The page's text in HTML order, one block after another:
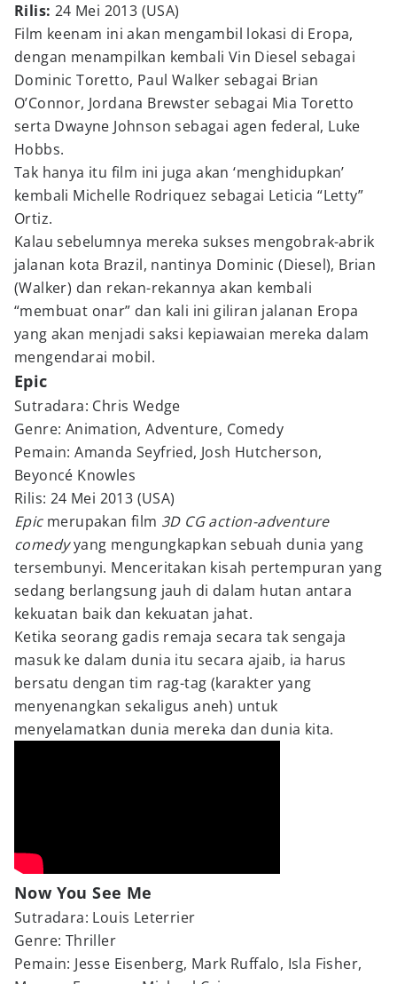
Rilis: 24 Mei 2013 (USA)
Film keenam ini akan mengambil lokasi di Eropa,
dengan menampilkan kembali Vin Diesel sebagai
Dominic Toretto, Paul Walker sebagai Brian
O’Connor, Jordana Brewster sebagai Mia Toretto
serta Dwayne Johnson sebagai agen federal, Luke
Hobbs.
Tak hanya itu film ini juga akan ‘menghidupkan’
kembali Michelle Rodriquez sebagai Leticia “Letty”
Ortiz.
Kalau sebelumnya mereka sukses mengobrak-abrik
jalanan kota Brazil, nantinya Dominic (Diesel), Brian
(Walker) dan rekan-rekannya akan kembali
“membuat onar” dan kali ini giliran jalanan Eropa
yang akan menjadi saksi kepiawaian mereka dalam
mengendarai mobil.
Epic
Sutradara: Chris Wedge
Genre: Animation, Adventure, Comedy
Pemain: Amanda Seyfried, Josh Hutcherson,
Beyoncé Knowles
Rilis: 24 Mei 2013 (USA)
Epicmerupakan film 3D CG action-adventure
comedyyang mengungkapkan sebuah dunia yang
tersembunyi. Menceritakan kisah pertempuran yang
sedang berlangsung jauh di dalam hutan antara
kekuatan baik dan kekuatan jahat.
Ketika seorang gadis remaja secara tak sengaja
masuk ke dalam dunia itu secara ajaib, ia harus
bersatu dengan tim rag-tag (karakter yang
menyenangkan sekaligus aneh) untuk
menyelamatkan dunia mereka dan dunia kita.
Now You See Me
Sutradara: Louis Leterrier
Genre: Thriller
Pemain: Jesse Eisenberg, Mark Ruffalo, Isla Fisher,